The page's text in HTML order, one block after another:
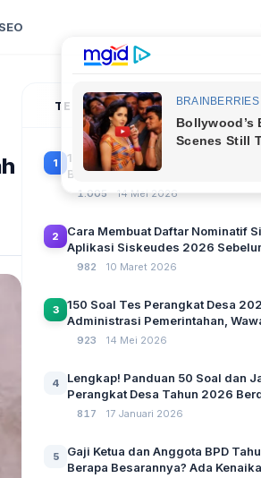
SEO
TERPOPULER
1
100 Soal Tes Perangkat Desa
Beserta Kunci Jawaban: Latihan
1.005 14 Mei 2026
2
Cara Membuat Daftar Nominatif
Aplikasi Siskeudes 2026
SPP Pencairan Dana Desa
982 10 Maret 2026
3
150 Soal Tes Perangkat Desa
Administrasi Pemerintahan,
Kebangsaan, dan Komputer
923 14 Mei 2026
4
Lengkap! Panduan 50 Soal dan
Perangkat Desa Tahun 2026
No 3 Tahun 2024
817 17 Januari 2026
5
Gaji Ketua dan Anggota BPD
Berapa Besarannya? Ada